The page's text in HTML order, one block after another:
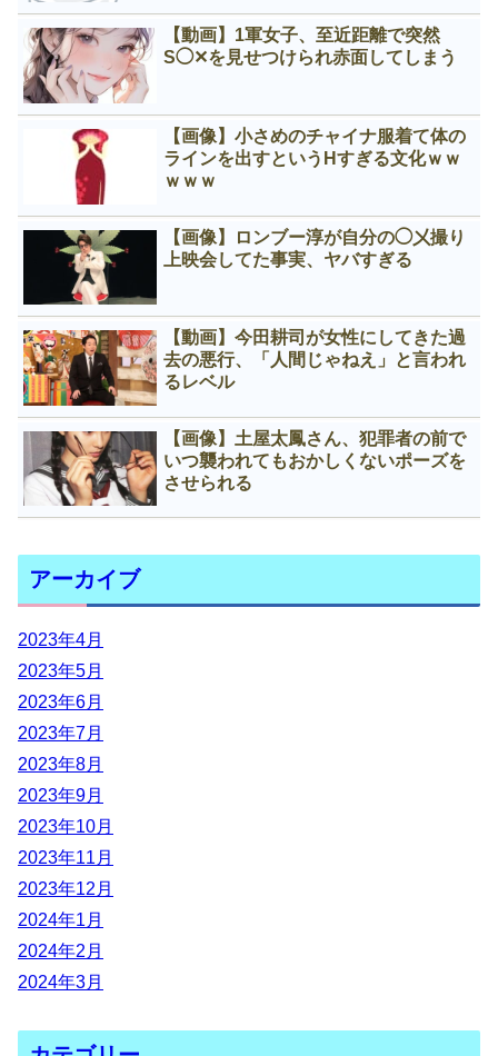
【動画】1軍女子、至近距離で突然
S◯✕を見せつけられ赤面してしまう
【画像】小さめのチャイナ服着て体の
ラインを出すというНすぎる文化ｗｗ
ｗｗｗ
【画像】ロンブー淳が自分の◯㐅撮り
上映会してた事実、ヤバすぎる
【動画】今田耕司が女性にしてきた過
去の悪行、「人間じゃねえ」と言われ
るレベル
【画像】土屋太鳳さん、犯罪者の前で
いつ襲われてもおかしくないポーズを
させられる
アーカイブ
2023年4月
2023年5月
2023年6月
2023年7月
2023年8月
2023年9月
2023年10月
2023年11月
2023年12月
2024年1月
2024年2月
2024年3月